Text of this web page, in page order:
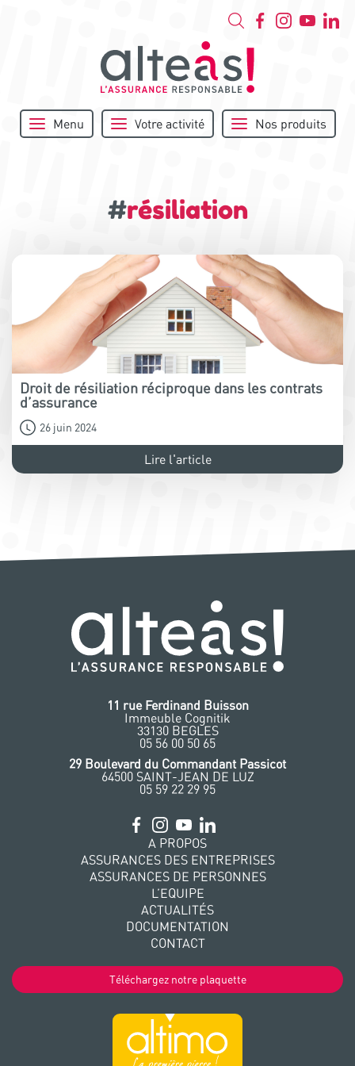
Menu Votre activité Nos produits
#résiliation
Droit de résiliation réciproque dans les contrats
d’assurance
26 juin 2024
Lire l'article
11 rue Ferdinand Buisson
Immeuble Cognitik
33130 BEGLES
‭05 56 00 50 65
‭29 Boulevard du Commandant Passicot
64500 SAINT-JEAN DE LUZ
05 59 22 29 95
A PROPOS
ASSURANCES DES ENTREPRISES
ASSURANCES DE PERSONNES
L’EQUIPE
ACTUALITÉS
DOCUMENTATION
CONTACT
Téléchargez notre plaquette